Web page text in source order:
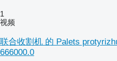
1
视频
联合收割机 的 Palets
666000.0